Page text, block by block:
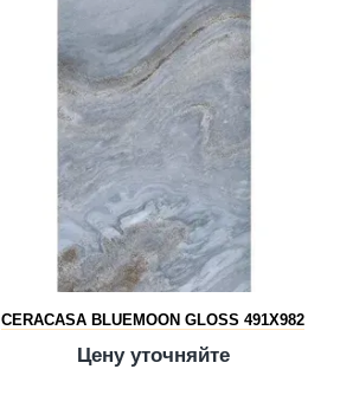
CERACASA BLUEMOON GLOSS 491X982
Цену уточняйте